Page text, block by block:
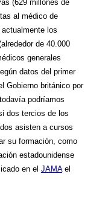
(629 millones de
al médico de
los
de 40.000
generales
datos del primer
Gobierno británico por
podríamos
dos tercios de los
asisten a cursos
su formación, como
estadounidense
en el JAMAel